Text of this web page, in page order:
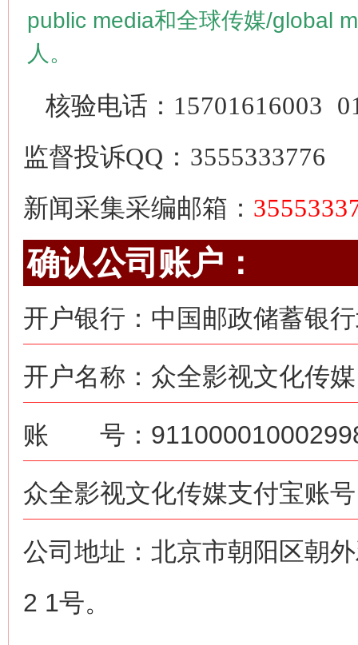
public media和全球传媒/global
人。
核验电话： 15701616003
监督投诉QQ：3555333776
新闻采集采编邮箱：
确认公司账户：
开户银行：中国邮政储蓄银
开户名称：众全影视文化传
账 号：
众全影视文化传媒支付宝账
公司地址：北京市朝阳区朝
2 1号。